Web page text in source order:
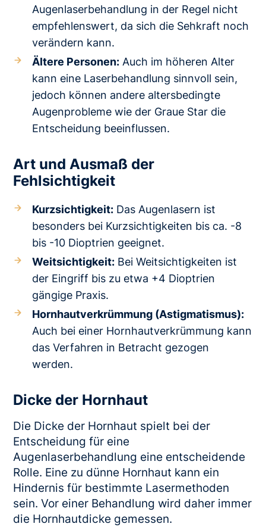
Augenlaserbehandlung in der Regel nicht
empfehlenswert, da sich die Sehkraft noch
verändern kann.
Ältere Personen: Auch im höheren Alter
kann eine Laserbehandlung sinnvoll sein,
jedoch können andere altersbedingte
Augenprobleme wie der Graue Star die
Entscheidung beeinflussen.
Art und Ausmaß der
Fehlsichtigkeit
Kurzsichtigkeit: Das Augenlasern ist
besonders bei Kurzsichtigkeiten bis ca. -8
bis -10 Dioptrien geeignet.
Weitsichtigkeit: Bei Weitsichtigkeiten ist
der Eingriff bis zu etwa +4 Dioptrien
gängige Praxis.
Hornhautverkrümmung (Astigmatismus):
Auch bei einer Hornhautverkrümmung kann
das Verfahren in Betracht gezogen
werden.
Dicke der Hornhaut
Die Dicke der Hornhaut spielt bei der
Entscheidung für eine
Augenlaserbehandlung eine entscheidende
Rolle. Eine zu dünne Hornhaut kann ein
Hindernis für bestimmte Lasermethoden
sein. Vor einer Behandlung wird daher immer
die Hornhautdicke gemessen.